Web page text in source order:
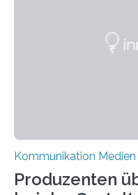
Kommunikations- und
Kommunikation Medien
Produzenten